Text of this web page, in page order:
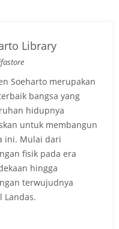
Library
Soeharto merupakan
bangsa yang
hidupnya
untuk membangun
ini. Mulai dari
fisik pada era
hingga
terwujudnya
Landas.